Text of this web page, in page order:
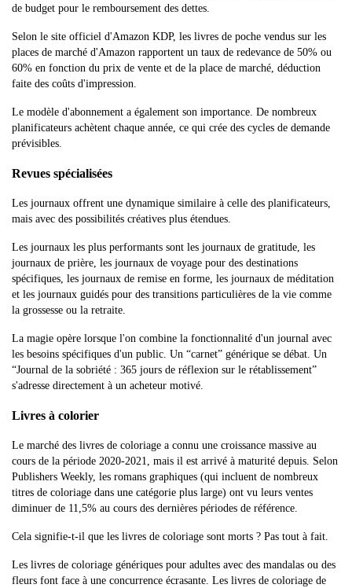
de budget pour le remboursement des dettes.
Selon le site officiel d'Amazon KDP, les livres de poche vendus sur les
places de marché d'Amazon rapportent un taux de redevance de 50% ou
60% en fonction du prix de vente et de la place de marché, déduction
faite des coûts d'impression.
Le modèle d'abonnement a également son importance. De nombreux
planificateurs achètent chaque année, ce qui crée des cycles de demande
prévisibles.
Revues spécialisées
Les journaux offrent une dynamique similaire à celle des planificateurs,
mais avec des possibilités créatives plus étendues.
Les journaux les plus performants sont les journaux de gratitude, les
journaux de prière, les journaux de voyage pour des destinations
spécifiques, les journaux de remise en forme, les journaux de méditation
et les journaux guidés pour des transitions particulières de la vie comme
la grossesse ou la retraite.
La magie opère lorsque l'on combine la fonctionnalité d'un journal avec
les besoins spécifiques d'un public. Un “carnet” générique se débat. Un
“Journal de la sobriété : 365 jours de réflexion sur le rétablissement”
s'adresse directement à un acheteur motivé.
Livres à colorier
Le marché des livres de coloriage a connu une croissance massive au
cours de la période 2020-2021, mais il est arrivé à maturité depuis. Selon
Publishers Weekly, les romans graphiques (qui incluent de nombreux
titres de coloriage dans une catégorie plus large) ont vu leurs ventes
diminuer de 11,5% au cours des dernières périodes de référence.
Cela signifie-t-il que les livres de coloriage sont morts ? Pas tout à fait.
Les livres de coloriage génériques pour adultes avec des mandalas ou des
fleurs font face à une concurrence écrasante. Les livres de coloriage de